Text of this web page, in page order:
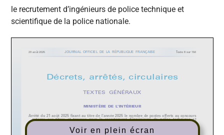
le recrutement d’ingénieurs de police technique et
scientifique de la police nationale.
Voir en plein écran